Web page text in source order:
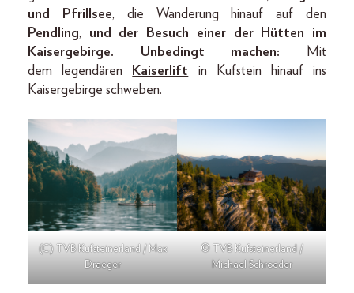
und Pfrillsee, die Wanderung hinauf auf den
Pendling, und der Besuch einer der Hütten im
Kaisergebirge. Unbedingt machen: Mit
dem legendären
Kaiserlift in Kufstein hinauf ins
Kaisergebirge schweben.
(C) TVB Kufsteinerland / Max
Draeger
© TVB Kufsteinerland /
Michael Schroeder